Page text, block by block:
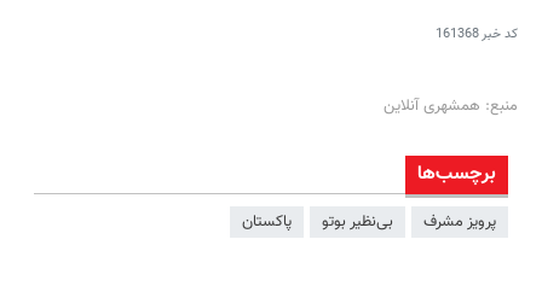
کد خبر161368
منبع: همشهری آنلاین
برچسب‌ها
پرویز مشرف بی‌نظیر بوتو پاکستان